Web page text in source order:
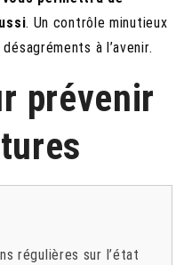
. Un contrôle minutieux
à l’avenir.
prévenir
régulières sur l’état